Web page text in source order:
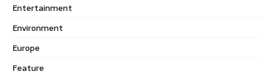
Entertainment
Environment
Europe
Feature